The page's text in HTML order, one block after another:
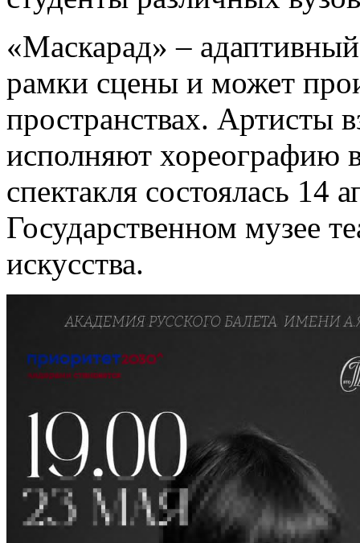
«Маскарад» –
рамки сцены и может
пространствах. Артисты
исполняют хореографию
спектакля состоялась 14
Государственном музее
искусства.